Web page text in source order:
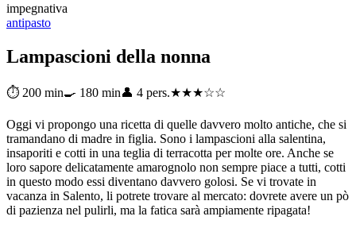
impegnativa
antipasto
Lampascioni della nonna
⏱ 200 min🍳 180 min👤 4 pers.★★★☆☆
Oggi vi propongo una ricetta di quelle davvero molto antiche, che si
tramandano di madre in figlia. Sono i lampascioni alla salentina,
insaporiti e cotti in una teglia di terracotta per molte ore. Anche se
loro sapore delicatamente amarognolo non sempre piace a tutti, cotti
in questo modo essi diventano davvero golosi. Se vi trovate in
vacanza in Salento, li potrete trovare al mercato: dovrete avere un pò
di pazienza nel pulirli, ma la fatica sarà ampiamente ripagata!